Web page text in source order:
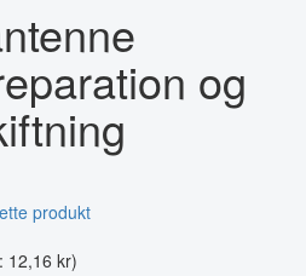
og
produkt
12,16 kr)